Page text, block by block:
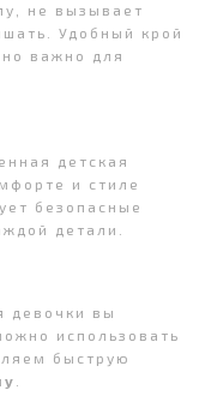
не вызывает
Удобный крой
важно для
детская
и стиле
безопасные
детали.
девочки вы
использовать
быструю